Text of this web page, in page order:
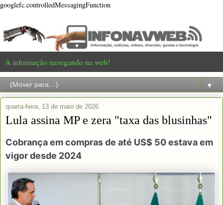
googlefc.controlledMessagingFunction
A informação navegando na web!
▼
quarta-feira, 13 de maio de 2026
Lula assina MP e zera "taxa das blusinhas"
Cobrança em compras de até US$ 50 estava em
vigor desde 2024